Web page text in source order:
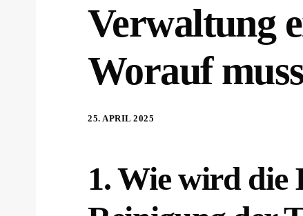
Verwaltung
Worauf
25. APRIL 2025
1. Wie wird